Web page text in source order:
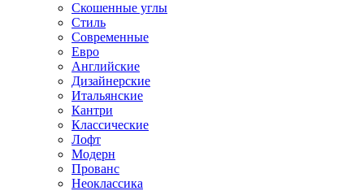
Скошенные углы
Стиль
Современные
Евро
Английские
Дизайнерские
Итальянские
Кантри
Классические
Лофт
Модерн
Прованс
Неоклассика